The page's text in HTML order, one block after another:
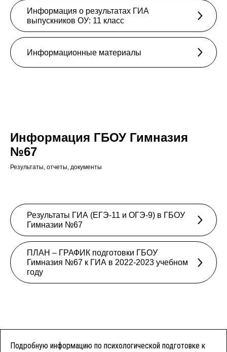
Информация о результатах ГИА
выпускников ОУ: 11 класс
Информационные материалы
Информация ГБОУ Гимназия
№67
Результаты, отчеты, документы
Результаты ГИА (ЕГЭ-11 и ОГЭ-9) в ГБОУ
Гимназии №67
ПЛАН – ГРАФИК подготовки ГБОУ
Гимназия №67 к ГИА в 2022-2023 учебном
году
Подробную информацию по психологической подготовке к